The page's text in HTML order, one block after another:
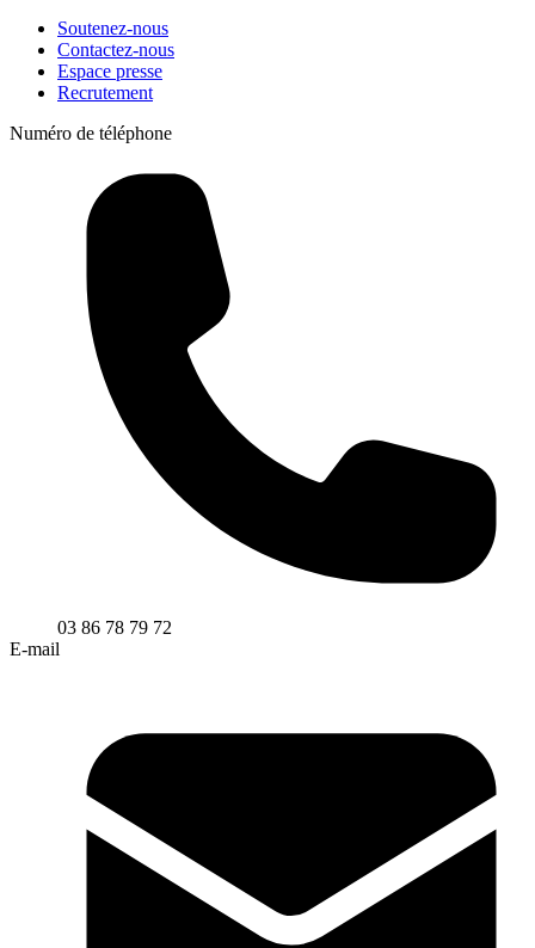
Soutenez-nous
Contactez-nous
Espace presse
Recrutement
Numéro de téléphone
03 86 78 79 72
E-mail